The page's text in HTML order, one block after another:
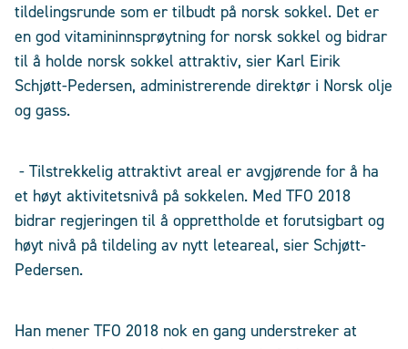
tildelingsrunde som er tilbudt på norsk sokkel. Det er
en god vitamininnsprøytning for norsk sokkel og bidrar
til å holde norsk sokkel attraktiv, sier Karl Eirik
Schjøtt-Pedersen, administrerende direktør i Norsk olje
og gass.
- Tilstrekkelig attraktivt areal er avgjørende for å ha
et høyt aktivitetsnivå på sokkelen. Med TFO 2018
bidrar regjeringen til å opprettholde et forutsigbart og
høyt nivå på tildeling av nytt leteareal, sier Schjøtt-
Pedersen.
Han mener TFO 2018 nok en gang understreker at